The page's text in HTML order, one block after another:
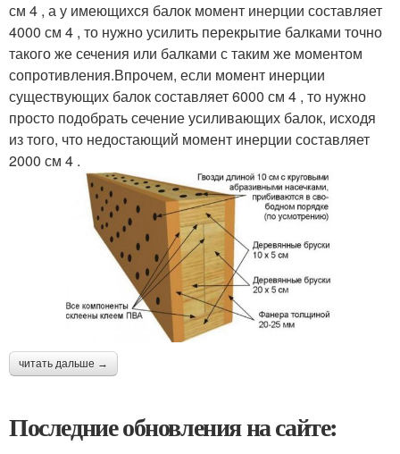
см 4 , а у имеющихся балок момент инерции составляет
4000 см 4 , то нужно усилить перекрытие балками точно
такого же сечения или балками с таким же моментом
сопротивления.Впрочем, если момент инерции
существующих балок составляет 6000 см 4 , то нужно
просто подобрать сечение усиливающих балок, исходя
из того, что недостающий момент инерции составляет
2000 см 4 .
читать дальше →
Последние обновления на сайте: